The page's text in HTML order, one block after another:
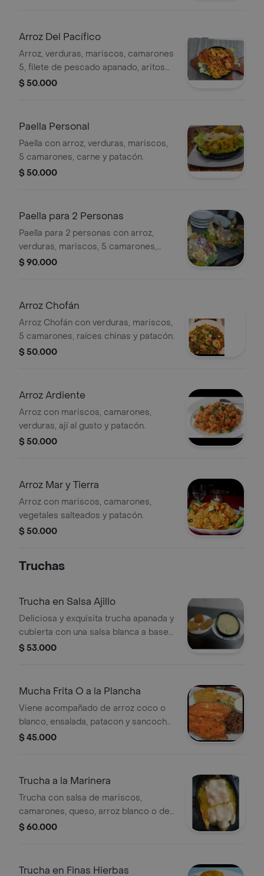
Arroz Del Pacífico
Arroz, verduras, mariscos, camarones
5, filete de pescado apanado, aritos
de cebolla apanado, patacón.
$ 50.000
Paella Personal
Paella con arroz, verduras, mariscos,
5 camarones, carne y patacón.
$ 50.000
Paella para 2 Personas
Paella para 2 personas con arroz,
verduras, mariscos, 5 camarones,
carne y patacón. Incluye cebolla
$ 90.000
Arroz Chofán
Arroz Chofán con verduras, mariscos,
5 camarones, raíces chinas y patacón.
$ 50.000
Arroz Ardiente
Arroz con mariscos, camarones,
verduras, ají al gusto y patacón.
$ 50.000
Arroz Mar y Tierra
Arroz con mariscos, camarones,
vegetales salteados y patacón.
$ 50.000
Truchas
Trucha en Salsa Ajillo
Deliciosa y exquisita trucha apanada y
cubierta con una salsa blanca a base
de ajo, acompañada de arroz,
$ 53.000
Mucha Frita O a la Plancha
Viene acompañado de arroz coco o
blanco, ensalada, patacon y sancocho
de pescado
$ 45.000
Trucha a la Marinera
Trucha con salsa de mariscos,
camarones, queso, arroz blanco o de
coco, patacón y ensalada.
$ 60.000
Trucha en Finas Hierbas